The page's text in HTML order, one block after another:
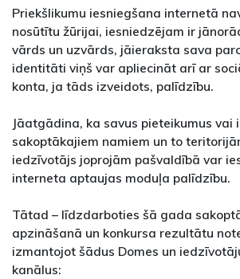
Priekšlikumu iesniegšana internetā
nosūtītu žūrijai, iesniedzējam ir
vārds un uzvārds, jāieraksta sava
identitāti viņš var apliecināt arī ar
konta, ja tāds izveidots, palīdzību.
Jāatgādina, ka savus pieteikumus vai
sakoptākajiem namiem un to
iedzīvotājs joprojām pašvaldībā var
interneta aptaujas moduļa palīdzību.
Tātad – līdzdarboties šā gada
apzināšanā un konkursa rezultātu
izmantojot šādus Domes un
kanālus: